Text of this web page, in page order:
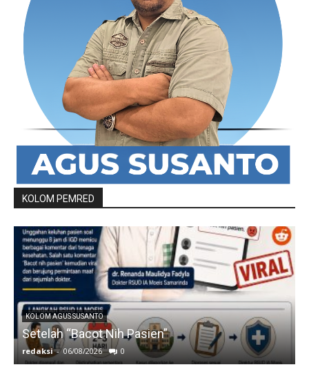
KOLOM PEMRED
KOLOM AGUS SUSANTO
Setelah “Bacot Nih Pasien”
redaksi - 06/08/2026 0